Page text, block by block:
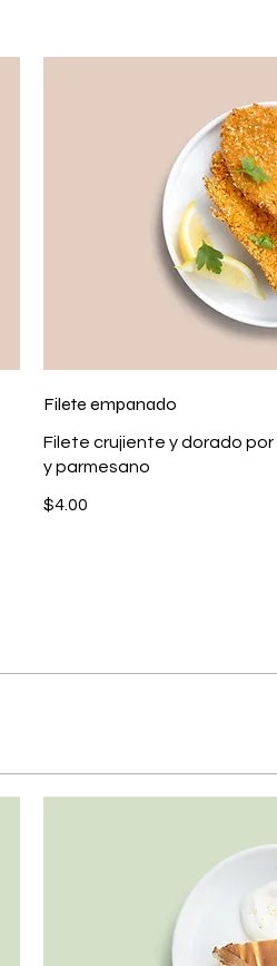
Filete empanado
Filete crujiente y dorado
y parmesano
$4.00